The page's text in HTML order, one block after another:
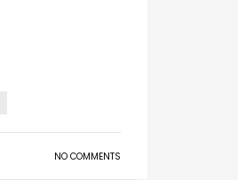
NO COMMENTS